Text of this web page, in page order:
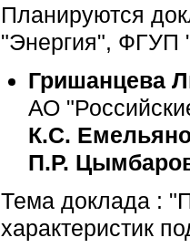
Планируются
"Энергия",
Гришанцева
АО
К.С.
П.Р.
Тема доклада :
характеристик